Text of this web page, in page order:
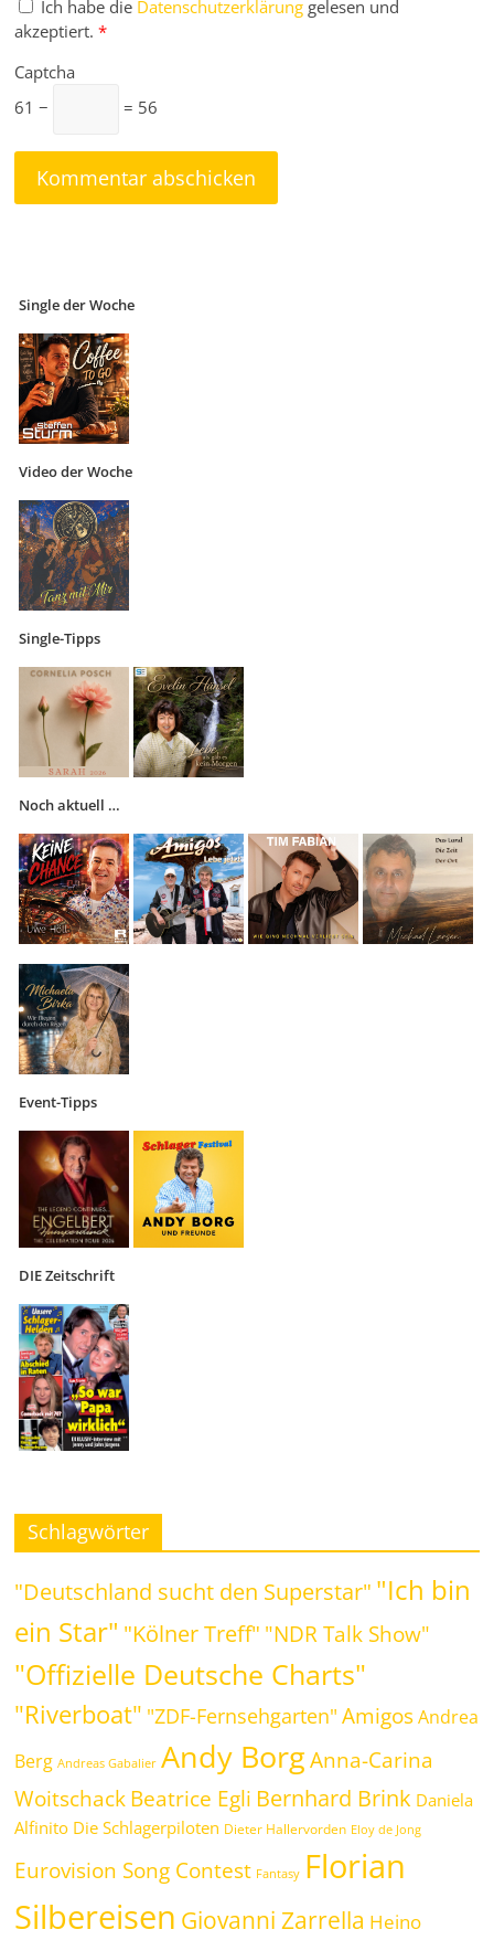
Ich habe die Datenschutzerklärung gelesen und
akzeptiert. *
Captcha
61 −
= 56
Single der Woche
Video der Woche
Single-Tipps
Noch aktuell …
Event-Tipps
DIE Zeitschrift
Schlagwörter
"Deutschland sucht den Superstar" "Ich bin
ein Star" "Kölner Treff" "NDR Talk Show"
"Offizielle Deutsche Charts"
"Riverboat" "ZDF-Fernsehgarten" Amigos Andrea
Berg Andreas Gabalier Andy Borg Anna-Carina
WoitschackBeatrice Egli Bernhard Brink Daniela
Alfinito Die Schlagerpiloten Dieter Hallervorden Eloy de Jong
Eurovision Song Contest Fantasy Florian
Silbereisen Giovanni Zarrella Heino